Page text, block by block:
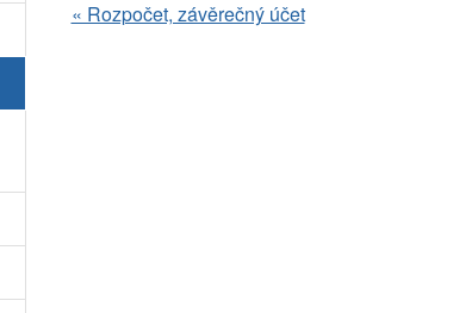
« Rozpočet, závěrečný účet